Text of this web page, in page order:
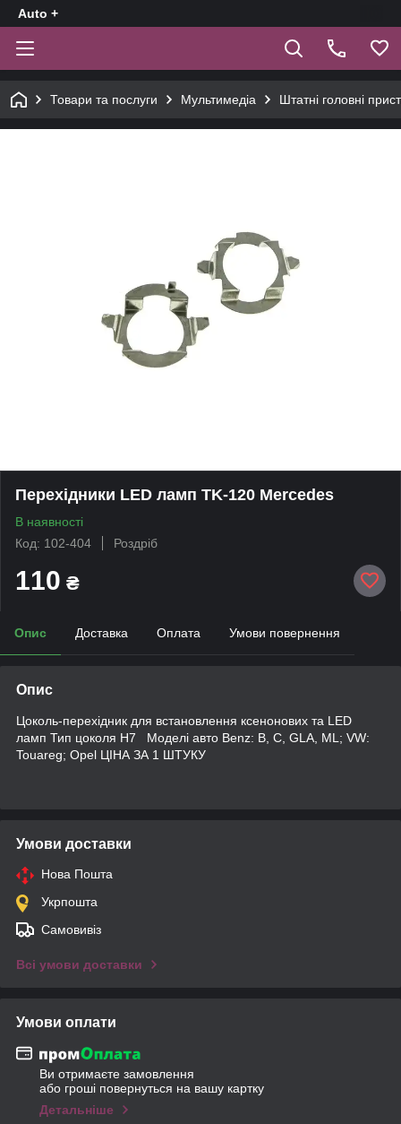
Auto +
Товари та послуги Мультимедіа Штатні головні
Перехідники LED ламп TK-120 Mercedes
В наявності
Код: 102-404
Роздріб
110 ₴
Опис Доставка Оплата Умови повернення
Опис
Цоколь-перехідник для встановлення ксенонових та LED
ламп Тип цоколя Н7 Моделі авто Benz: B, C, GLA, ML; VW:
Touareg; Opel ЦІНА ЗА 1 ШТУКУ
Умови доставки
Нова Пошта
Укрпошта
Самовивіз
Всі умови доставки
Умови оплати
Ви отримаєте замовлення
або гроші повернуться на вашу картку
Детальніше